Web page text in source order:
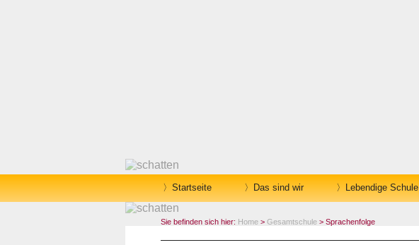
Startseite Das sind wir Lebendige Schule
Sie befinden sich hier: Home > Gesamtschule > Sprachenfolge